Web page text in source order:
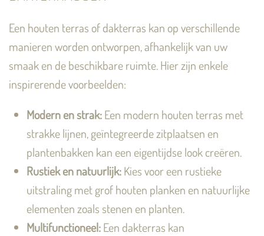
Een houten terras of dakterras kan op verschillende
manieren worden ontworpen, afhankelijk van uw
smaak en de beschikbare ruimte. Hier zijn enkele
inspirerende voorbeelden:
Modern en strak:Een modern houten terras met
strakke lijnen, geïntegreerde zitplaatsen en
plantenbakken kan een eigentijdse look creëren.
Rustiek en natuurlijk:Kies voor een rustieke
uitstraling met grof houten planken en natuurlijke
elementen zoals stenen en planten.
Multifunctioneel:Een dakterras kan